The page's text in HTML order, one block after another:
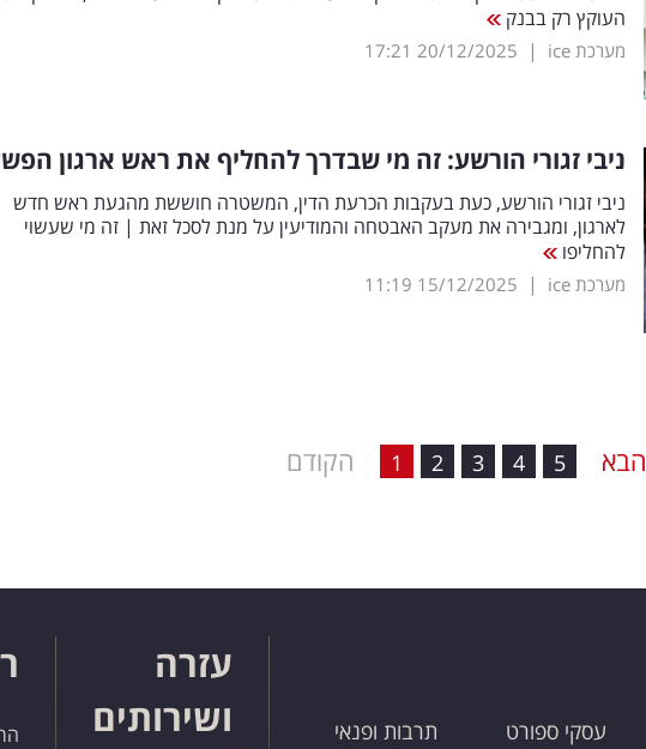
העוקץ רק בבנק
מערכת ice |
20/12/2025
17:21
ניבי זגורי הורשע: זה מי שבדרך להחליף את ראש ארגון
ניבי זגורי הורשע, כעת בעקבות הכרעת הדין, המשטרה חוששת מהגעת ראש חדש
לארגון, ומגבירה את מעקב האבטחה והמודיעין על מנת לסכל זאת | זה מי שעשוי
להחליפו
מערכת ice |
15/12/2025
11:19
הקודם 1 2 3 4 5 הבא
עסקי ספורט
תרבות ופנאי
עזרה
ושירותים